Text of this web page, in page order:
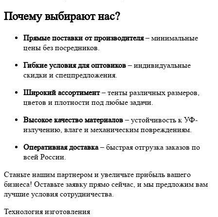
Почему выбирают нас?
Прямые поставки от производителя– минимальные
цены без посредников.
Гибкие условия для оптовиков– индивидуальные
скидки и спецпредложения.
Широкий ассортимент– тенты различных размеров,
цветов и плотности под любые задачи.
Высокое качество материалов– устойчивость к УФ-
излучению, влаге и механическим повреждениям.
Оперативная доставка– быстрая отгрузка заказов по
всей России.
Станьте нашим партнером и увеличьте прибыль вашего
бизнеса! Оставьте заявку прямо сейчас, и мы предложим вам
лучшие условия сотрудничества.
Технология изготовления